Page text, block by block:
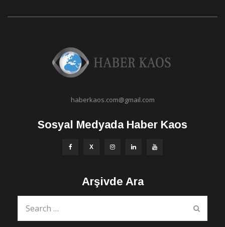
haberkaos.com@gmail.com
Sosyal Medyada Haber Kaos
Arşivde Ara